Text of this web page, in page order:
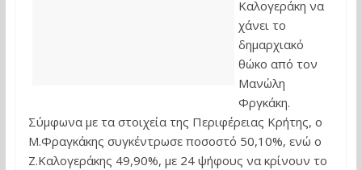
Καλογεράκη να
χάνει το
δημαρχιακό
θώκο από τον
Μανώλη
Φργκάκη.
Σύμφωνα με τα στοιχεία της Περιφέρειας Κρήτης, ο
Μ.Φραγκάκης συγκέντρωσε ποσοστό 50,10%, ενώ ο
Ζ.Καλογεράκης 49,90%, με 24 ψήφους να κρίνουν το